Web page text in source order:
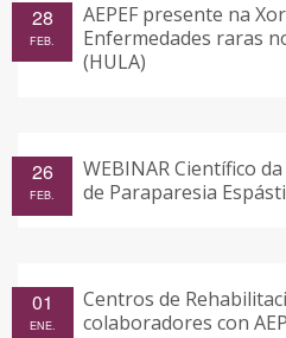
AEPEF presente na
Enfermedades raras
(HULA)
28
FEB.
WEBINAR Científico
de Paraparesia
26
FEB.
Centros de
colaboradores con
01
ENE.